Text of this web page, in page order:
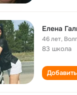
Елена
46 лет,
83 школа